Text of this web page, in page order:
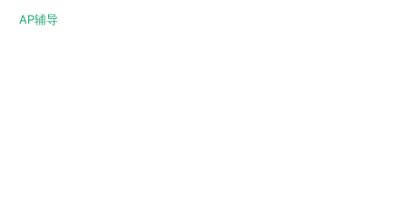
AP辅导